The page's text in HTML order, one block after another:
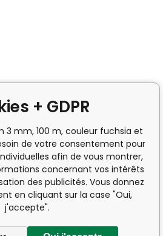
+ GDPR
3 mm, 100 m, couleur fuchsia et
de votre consentement pour
afin de vous montrer,
concernant vos intérêts
des publicités. Vous donnez
en cliquant sur la case "Oui,
j'accepte".